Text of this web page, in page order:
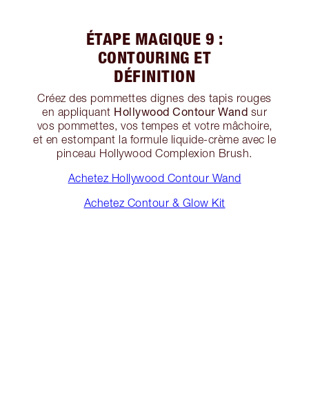
ÉTAPE MAGIQUE 9 :
CONTOURING ET
DÉFINITION
Créez des pommettes dignes des tapis rouges
en appliquant Hollywood Contour Wand sur
vos pommettes, vos tempes et votre mâchoire,
et en estompant la formule liquide-crème avec le
pinceau Hollywood Complexion Brush.
Achetez Hollywood Contour Wand
Achetez Contour & Glow Kit